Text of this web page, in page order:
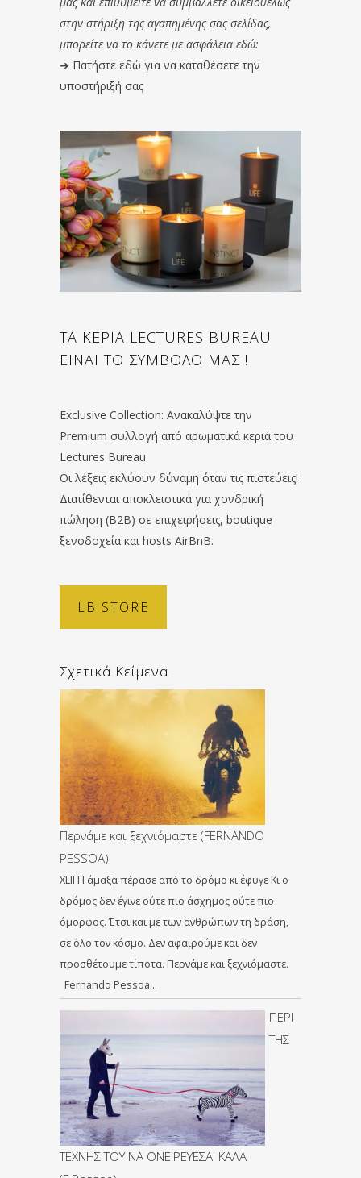
στην στήριξη της αγαπημένης σας σελίδας,
μπορείτε να το κάνετε με ασφάλεια εδώ:
➔ Πατήστε εδώ για να καταθέσετε την
υποστήριξή σας
ΤΑ ΚΕΡΙΑ LECTURES BUREAU
ΕΙΝΑΙ ΤΟ ΣΥΜΒΟΛΟ ΜΑΣ !
Exclusive Collection: Ανακαλύψτε την
Premium συλλογή από αρωματικά κεριά του
Lectures Bureau.
Οι λέξεις εκλύουν δύναμη όταν τις πιστεύεις!
Διατίθενται αποκλειστικά για χονδρική
πώληση (B2B) σε επιχειρήσεις, boutique
ξενοδοχεία και hosts AirBnB.
LB STORE
Σχετικά Κείμενα
Περνάμε και ξεχνιόμαστε (FERNANDO
PESSOA)
XLII Η άμαξα πέρασε από το δρόμο κι έφυγε Κι ο
δρόμος δεν έγινε ούτε πιο άσχημος ούτε πιο
όμορφος. Έτσι και με των ανθρώπων τη δράση,
σε όλο τον κόσμο. Δεν αφαιρούμε και δεν
προσθέτουμε τίποτα. Περνάμε και ξεχνιόμαστε.
Fernando Pessoa…
ΠΕΡΙ
ΤΗΣ
ΤΕΧΝΗΣ ΤΟΥ ΝΑ ΟΝΕΙΡΕΥΕΣΑΙ ΚΑΛΑ